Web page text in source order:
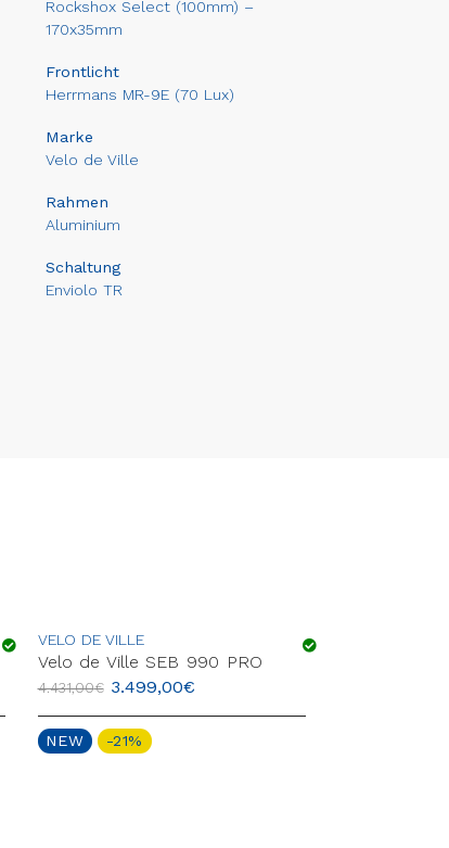
Rockshox Select (100mm) –
170x35mm
Frontlicht
Herrmans MR-9E (70 Lux)
Marke
Velo de Ville
Rahmen
Aluminium
Schaltung
Enviolo TR
VELO DE VILLE
Velo de Ville SEB 990 PRO
4.431,00€ 3.499,00€
NEW -21%